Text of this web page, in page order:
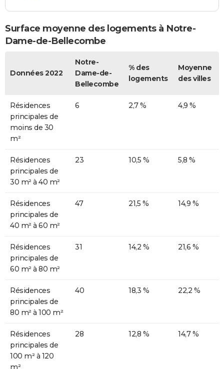
Surface moyenne des logements à Notre-
Dame-de-Bellecombe
Données 2022
Notre-
Dame-de-
Bellecombe
% des
logements
Moyenne
des villes
Résidences
principales de
moins de 30
m²
6 2,7 % 4,9 %
Résidences
principales de
30 m² à 40 m²
23 10,5 % 5,8 %
Résidences
principales de
40 m² à 60 m²
47 21,5 % 14,9 %
Résidences
principales de
60 m² à 80 m²
31 14,2 % 21,6 %
Résidences
principales de
80 m² à 100 m²
40 18,3 % 22,2 %
Résidences
principales de
100 m² à 120
28 12,8 % 14,7 %